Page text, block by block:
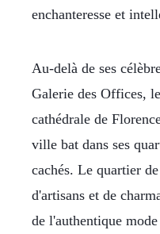
enchanteresse et
Au-delà de ses
Galerie des Offices,
cathédrale de
ville bat dans ses
cachés. Le quartier
d'artisans et de
de l'authentique